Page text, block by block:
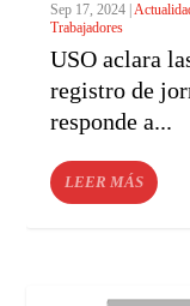
Sep 17, 2024 |
Trabajadores
USO aclara
registro de
responde a...
LEER MÁS